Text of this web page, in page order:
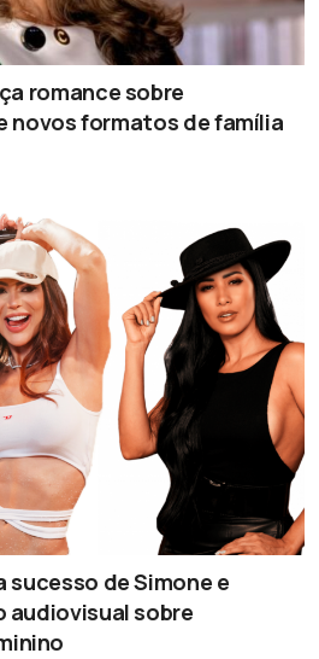
romance sobre
novos formatos de família
sucesso de Simone e
audiovisual sobre